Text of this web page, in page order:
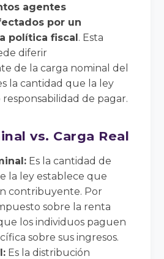
agentes
por un
política fiscal. Esta
diferir
de la carga nominal del
la cantidad que la ley
de pagar.
vs. Carga Real
Es la cantidad de
la ley establece que
contribuyente. Por
sobre la renta
los individuos paguen
sobre sus ingresos.
Es la distribución